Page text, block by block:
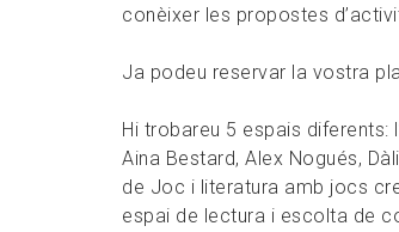
conèixer les propostes
Ja podeu reservar la vostra
Hi trobareu 5 espais diferents:
Aina Bestard, Alex Nogués,
de Joc i literatura amb jocs
espai de lectura i escolta de